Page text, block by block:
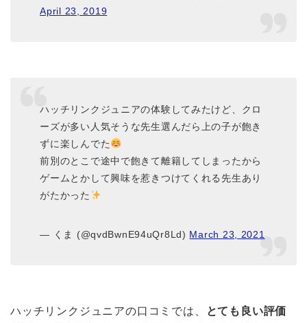
April 23, 2019
ハッチリンクジュニアの体験してみたけど、クロ
ーズが多い人気そうな先生選んだら上の子が飽き
ずに楽しんでた
前別のとこで途中で飽きて離籍してしまったから
ゲームとかして興味を惹きつけてくれる先生あり
がたかった
— くま (@qvdBwnE94uQr8Ld) March 23, 2021
ハッチリンクジュニアの口コミでは、
とても良い評価